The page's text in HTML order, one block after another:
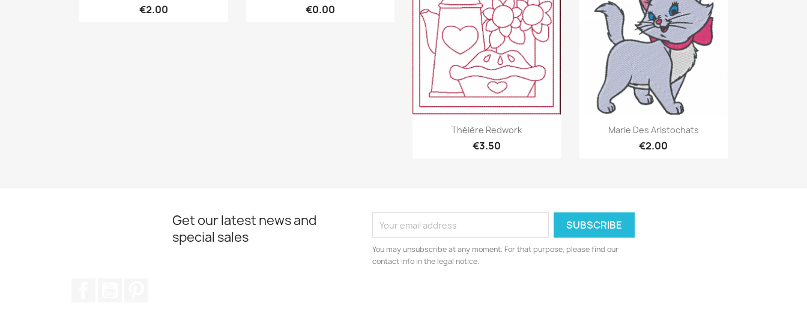
€2.00 €0.00
Quick view
Théière Redwork
€3.50
Quick view
Marie Des Aristochats
€2.00
Get our latest news and
special sales
You may unsubscribe at any moment. For that purpose, please find our
contact info in the legal notice.